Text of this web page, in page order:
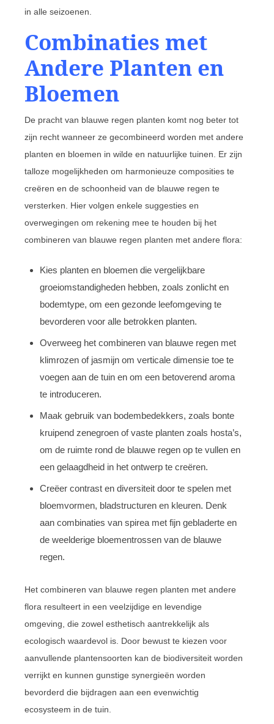
in alle seizoenen.
Combinaties met
Andere Planten en
Bloemen
De pracht van blauwe regen planten komt nog beter tot
zijn recht wanneer ze gecombineerd worden met andere
planten en bloemen in wilde en natuurlijke tuinen. Er zijn
talloze mogelijkheden om harmonieuze composities te
creëren en de schoonheid van de blauwe regen te
versterken. Hier volgen enkele suggesties en
overwegingen om rekening mee te houden bij het
combineren van blauwe regen planten met andere flora:
Kies planten en bloemen die vergelijkbare
groeiomstandigheden hebben, zoals zonlicht en
bodemtype, om een gezonde leefomgeving te
bevorderen voor alle betrokken planten.
Overweeg het combineren van blauwe regen met
klimrozen of jasmijn om verticale dimensie toe te
voegen aan de tuin en om een betoverend aroma
te introduceren.
Maak gebruik van bodembedekkers, zoals bonte
kruipend zenegroen of vaste planten zoals hosta’s,
om de ruimte rond de blauwe regen op te vullen en
een gelaagdheid in het ontwerp te creëren.
Creëer contrast en diversiteit door te spelen met
bloemvormen, bladstructuren en kleuren. Denk
aan combinaties van spirea met fijn gebladerte en
de weelderige bloementrossen van de blauwe
regen.
Het combineren van blauwe regen planten met andere
flora resulteert in een veelzijdige en levendige
omgeving, die zowel esthetisch aantrekkelijk als
ecologisch waardevol is. Door bewust te kiezen voor
aanvullende plantensoorten kan de biodiversiteit worden
verrijkt en kunnen gunstige synergieën worden
bevorderd die bijdragen aan een evenwichtig
ecosysteem in de tuin.